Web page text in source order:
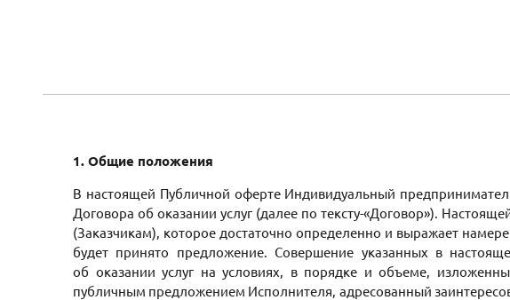
1. Общие положения
В настоящей Публичной оферте Индивидуальный
Договора об оказании услуг (далее по тексту-«Договор»).
(Заказчикам), которое достаточно определенно и выражает
будет принято предложение. Совершение указанных в
об оказании услуг на условиях, в порядке и объеме,
публичным предложением Исполнителя, адресованный